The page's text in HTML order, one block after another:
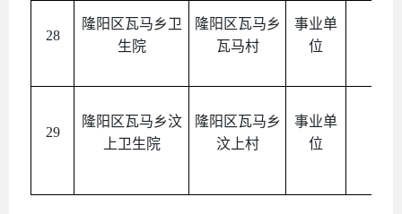
28
隆阳区瓦马乡卫
生院
隆阳区瓦马乡
瓦马村
事业单
位
29
隆阳区瓦马乡汶
上卫生院
隆阳区瓦马乡
汶上村
事业单
位